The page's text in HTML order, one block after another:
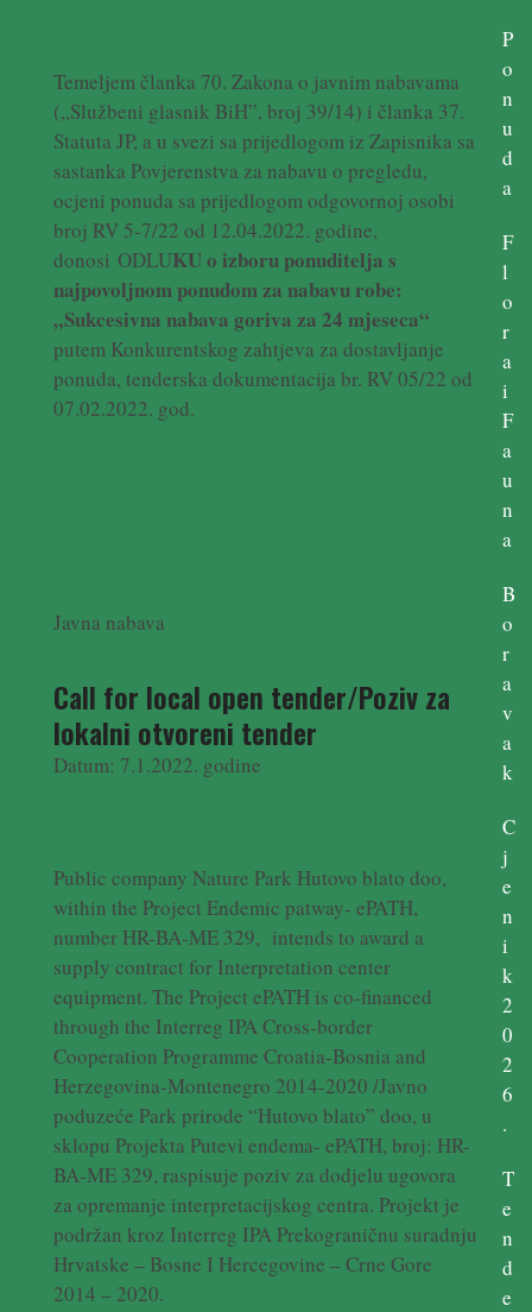
Temeljem članka 70. Zakona o javnim nabavama
(,,Službeni glasnik BiH”, broj 39/14) i članka 37.
Statuta JP, a u svezi sa prijedlogom iz Zapisnika sa
sastanka Povjerenstva za nabavu o pregledu,
ocjeni ponuda sa prijedlogom odgovornoj osobi
broj RV 5-7/22 od 12.04.2022. godine,
donosi ODLUKU o izboru ponuditelja s
najpovoljnom ponudom za nabavu robe:
„Sukcesivna nabava goriva za 24 mjeseca“
putem Konkurentskog zahtjeva za dostavljanje
ponuda, tenderska dokumentacija br. RV 05/22 od
07.02.2022. god.
Javna nabava
Call for local open tender/Poziv za
lokalni otvoreni tender
Datum: 7.1.2022. godine
Public company Nature Park Hutovo blato doo,
within the Project Endemic patway- ePATH,
number HR-BA-ME 329, intends to award a
supply contract for Interpretation center
equipment. The Project ePATH is co-financed
through the Interreg IPA Cross-border
Cooperation Programme Croatia-Bosnia and
Herzegovina-Montenegro 2014-2020 /Javno
poduzeće Park prirode “Hutovo blato” doo, u
sklopu Projekta Putevi endema- ePATH, broj: HR-
BA-ME 329, raspisuje poziv za dodjelu ugovora
za opremanje interpretacijskog centra. Projekt je
podržan kroz Interreg IPA Prekograničnu suradnju
Hrvatske – Bosne I Hercegovine – Crne Gore
2014 – 2020.
P
o
n
u
d
a
F
l
o
r
a
i
F
a
u
n
a
B
o
r
a
v
a
k
C
j
e
n
i
k
2
0
2
6
.
T
e
n
d
e